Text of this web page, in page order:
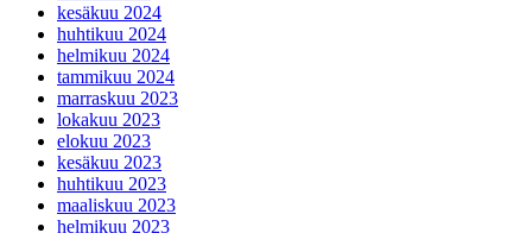
kesäkuu 2024
huhtikuu 2024
helmikuu 2024
tammikuu 2024
marraskuu 2023
lokakuu 2023
elokuu 2023
kesäkuu 2023
huhtikuu 2023
maaliskuu 2023
helmikuu 2023